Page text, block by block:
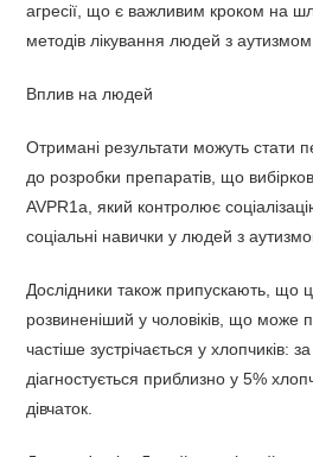
агресії, що є важливим кроком на
методів лікування людей з
Вплив на людей
Отримані результати можуть
до розробки препаратів, що
AVPR1a, який контролює
соціальні навички у людей з
Дослідники також припускають, що
розвиненіший у чоловіків, що може
частіше зустрічається у хлопчиків:
діагностується приблизно у 5%
дівчаток.